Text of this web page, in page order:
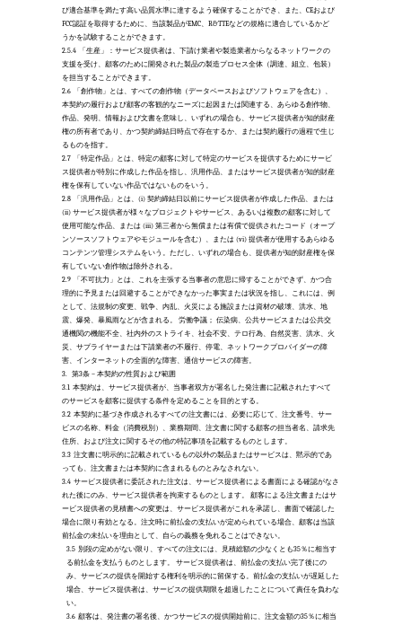
び適合基準を満たす高い品質水準に達するよう確保することができ、また、CEおよび
FCC認証を取得するために、当該製品がEMC、R&TTEなどの規格に適合しているかど
うかを試験することができます。
2.5.4
「生産」：サービス提供者は、下請け業者や製造業者からなるネットワークの
支援を受け、顧客のために開発された製品の製造プロセス全体（調達、組立、包装）
を担当することができます。
2.6
「創作物」とは、すべての創作物（データベースおよびソフトウェアを含む）、
本契約の履行および顧客の客観的なニーズに起因または関連する、あらゆる創作物、
作品、発明、情報および文書を意味し、いずれの場合も、サービス提供者が知的財産
権の所有者であり、かつ契約締結日時点で存在するか、または契約履行の過程で生じ
るものを指す。
2.7
「特定作品」とは、特定の顧客に対して特定のサービスを提供するためにサービ
ス提供者が特別に作成した作品を指し、汎用作品、またはサービス提供者が知的財産
権を保有していない作品ではないものをいう。
2.8
「汎用作品」とは、(i) 契約締結日以前にサービス提供者が作成した作品、または
(ii) サービス提供者が様々なプロジェクトやサービス、あるいは複数の顧客に対して
使用可能な作品、または (iii) 第三者から無償または有償で提供されたコード（オープ
ンソースソフトウェアやモジュールを含む）、または (vi) 提供者が使用するあらゆる
コンテンツ管理システムをいう。ただし、いずれの場合も、提供者が知的財産権を保
有していない創作物は除外される。
2.9
「不可抗力」とは、これを主張する当事者の意思に帰することができず、かつ合
理的に予見または回避することができなかった事実または状況を指し、これには、例
として、法規制の変更、戦争、内乱、火災による施設または資材の破壊、洪水、地
震、爆発、暴風雨などが含まれる。 労働争議； 伝染病、公共サービスまたは公共交
通機関の機能不全、社内外のストライキ、社会不安、テロ行為、自然災害、洪水、火
災、サプライヤーまたは下請業者の不履行、停電、ネットワークプロバイダーの障
害、インターネットの全面的な障害、通信サービスの障害。
3. 第3条 – 本契約の性質および範囲
3.1 本契約は、サービス提供者が、当事者双方が署名した発注書に記載されたすべて
のサービスを顧客に提供する条件を定めることを目的とする。
3.2 本契約に基づき作成されるすべての注文書には、必要に応じて、注文番号、サー
ビスの名称、料金（消費税別）、業務期間、注文書に関する顧客の担当者名、請求先
住所、および注文に関するその他の特記事項を記載するものとします。
3.3 注文書に明示的に記載されているもの以外の製品またはサービスは、黙示的であ
っても、注文書または本契約に含まれるものとみなされない。
3.4 サービス提供者に委託された注文は、サービス提供者による書面による確認がなさ
れた後にのみ、サービス提供者を拘束するものとします。 顧客による注文書またはサ
ービス提供者の見積書への変更は、サービス提供者がこれを承諾し、書面で確認した
場合に限り有効となる。注文時に前払金の支払いが定められている場合、顧客は当該
前払金の未払いを理由として、自らの義務を免れることはできない。
3.5 別段の定めがない限り、すべての注文には、見積総額の少なくとも35％に相当す
る前払金を支払うものとします。 サービス提供者は、前払金の支払い完了後にの
み、サービスの提供を開始する権利を明示的に留保する。前払金の支払いが遅延した
場合、サービス提供者は、サービスの提供期限を超過したことについて責任を負わな
い。
3.6 顧客は、発注書の署名後、かつサービスの提供開始前に、注文金額の35％に相当